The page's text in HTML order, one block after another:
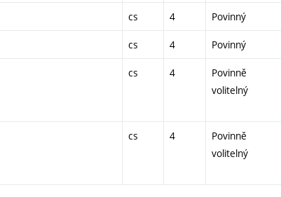
cs 4 Povinný
cs 4 Povinný
cs 4
Povinně
volitelný
cs 4
Povinně
volitelný